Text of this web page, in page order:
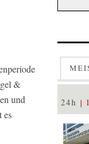
&
und
es
24h